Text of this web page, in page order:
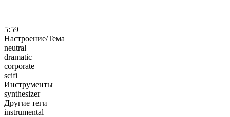
5:59
Настроение/Тема
neutral
dramatic
corporate
scifi
Инструменты
synthesizer
Другие теги
instrumental